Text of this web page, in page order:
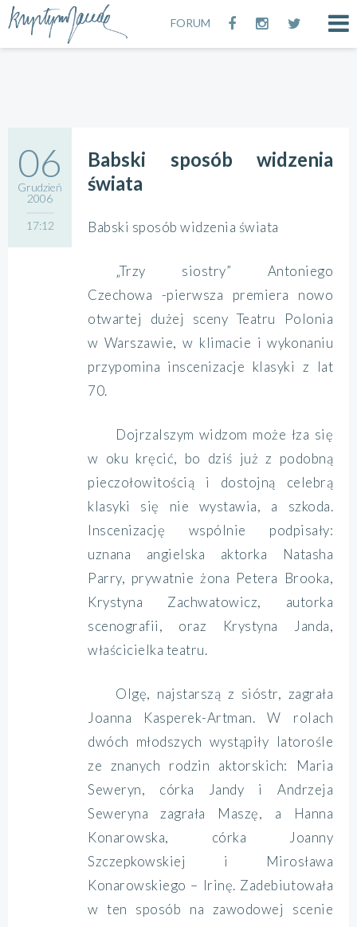
FORUM
06
Grudzień
2006
17:12
Babski sposób widzenia
świata
Babski sposób widzenia świata
„Trzy siostry” Antoniego
Czechowa -pierwsza premiera nowo
otwartej dużej sceny Teatru Polonia
w Warszawie, w klimacie i wykonaniu
przypomina inscenizacje klasyki z lat
70.
Dojrzalszym widzom może łza się
w oku kręcić, bo dziś już z podobną
pieczołowitością i dostojną celebrą
klasyki się nie wystawia, a szkoda.
Inscenizację wspólnie podpisały:
uznana angielska aktorka Natasha
Parry, prywatnie żona Petera Brooka,
Krystyna Zachwatowicz, autorka
scenografii, oraz Krystyna Janda,
właścicielka teatru.
Olgę, najstarszą z sióstr, zagrała
Joanna Kasperek-Artman. W rolach
dwóch młodszych wystąpiły latorośle
ze znanych rodzin aktorskich: Maria
Seweryn, córka Jandy i Andrzeja
Seweryna zagrała Maszę, a Hanna
Konarowska, córka Joanny
Szczepkowskiej i Mirosława
Konarowskiego – Irinę. Zadebiutowała
w ten sposób na zawodowej scenie